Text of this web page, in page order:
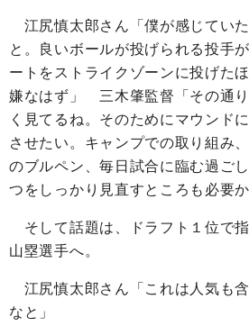
江尻慎太郎さん「僕が感じてい
と。良いボールが投げられる投手
ートをストライクゾーンに投げた
嫌なはず」 三木肇監督「その通
く見てるね。そのためにマウンド
させたい。キャンプでの取り組み
のブルペン、毎日試合に臨む過ご
つをしっかり見直すところも必要か
そして話題は、ドラフト１位で
山塁選手へ。
江尻慎太郎さん「これは人気も
なと」